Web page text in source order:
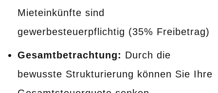
Mieteinkünfte sind
gewerbesteuerpflichtig (35% Freibetrag)
Gesamtbetrachtung: Durch die
bewusste Strukturierung können Sie Ihre